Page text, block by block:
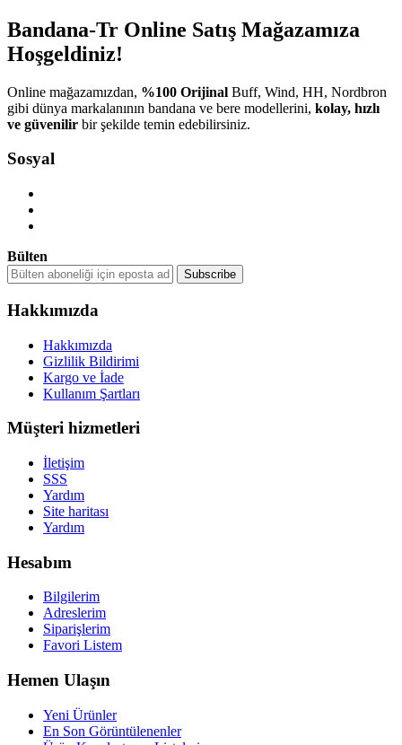
Bandana-Tr Online Satış Mağazamıza
Hoşgeldiniz!
Online mağazamızdan, %100 Orijinal Buff, Wind, HH, Nordbron
gibi dünya markalanının bandana ve bere modellerini, kolay, hızlı
ve güvenilir bir şekilde temin edebilirsiniz.
Sosyal
Bülten
Hakkımızda
Hakkımızda
Gizlilik Bildirimi
Kargo ve İade
Kullanım Şartları
Müşteri hizmetleri
İletişim
SSS
Yardım
Site haritası
Yardım
Hesabım
Bilgilerim
Adreslerim
Siparişlerim
Favori Listem
Hemen Ulaşın
Yeni Ürünler
En Son Görüntülenenler